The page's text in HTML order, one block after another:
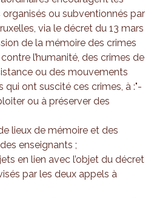
ou subventionnés par
via le décret du 13 mars
de la mémoire des crimes
l’humanité, des crimes de
ou des mouvements
qui ont suscité ces crimes, à :"-
ou à préserver des
lieux de mémoire et des
enseignants ;
en lien avec l’objet du décret
par les deux appels à